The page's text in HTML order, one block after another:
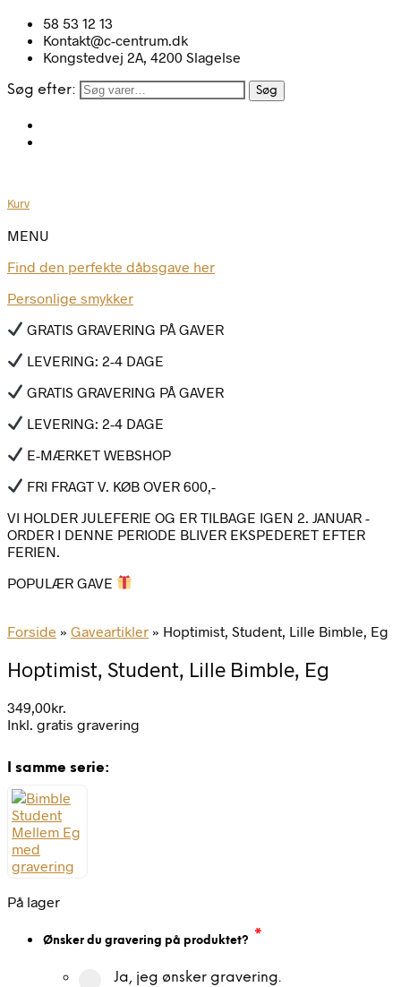
58 53 12 13
Kontakt@c-centrum.dk
Kongstedvej 2A, 4200 Slagelse
Søg efter: Søg
Kurv
MENU
Find den perfekte dåbsgave her
Personlige smykker
GRATIS GRAVERING PÅ GAVER
LEVERING: 2-4 DAGE
GRATIS GRAVERING PÅ GAVER
LEVERING: 2-4 DAGE
E-MÆRKET WEBSHOP
FRI FRAGT V. KØB OVER 600,-
VI HOLDER JULEFERIE OG ER TILBAGE IGEN 2. JANUAR -
ORDER I DENNE PERIODE BLIVER EKSPEDERET EFTER
FERIEN.
POPULÆR GAVE
Forside » Gaveartikler » Hoptimist, Student, Lille Bimble, Eg
Hoptimist, Student, Lille Bimble, Eg
349,00kr.
Inkl. gratis gravering
I samme serie:
På lager
Ønsker du gravering på produktet? *
Ja, jeg ønsker gravering.